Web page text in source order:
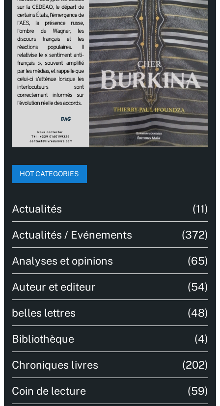
HOT CATEGORIES
Actualités (11)
Actualités / Evénements (372)
Analyses et opinions (65)
Auteur et editeur (54)
belles lettres (48)
Bibliothèque (4)
Chroniques livres (202)
Coin de lecture (59)